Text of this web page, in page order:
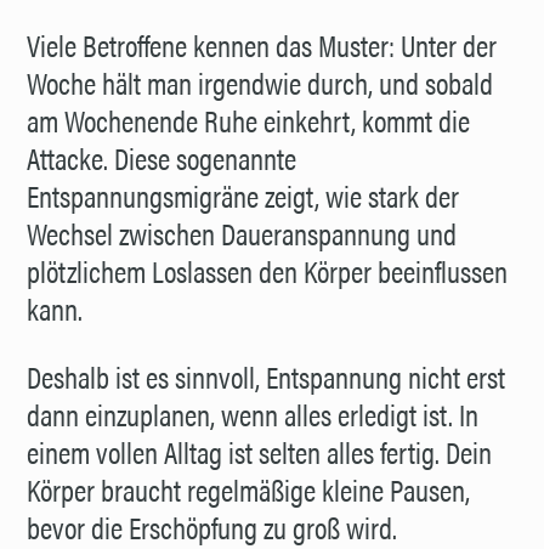
Viele Betroffene kennen das Muster: Unter der
Woche hält man irgendwie durch, und sobald
am Wochenende Ruhe einkehrt, kommt die
Attacke. Diese sogenannte
Entspannungsmigräne zeigt, wie stark der
Wechsel zwischen Daueranspannung und
plötzlichem Loslassen den Körper beeinflussen
kann.
Deshalb ist es sinnvoll, Entspannung nicht erst
dann einzuplanen, wenn alles erledigt ist. In
einem vollen Alltag ist selten alles fertig. Dein
Körper braucht regelmäßige kleine Pausen,
bevor die Erschöpfung zu groß wird.